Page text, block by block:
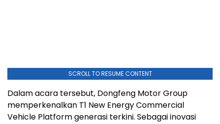
SCROLL TO RESUME CONTENT
Dalam acara tersebut, Dongfeng Motor Group
memperkenalkan T1 New Energy Commercial
Vehicle Platform generasi terkini. Sebagai inovasi